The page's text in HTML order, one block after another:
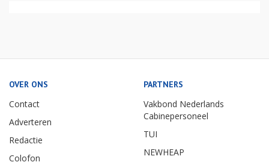
OVER ONS
Contact
Adverteren
Redactie
Colofon
PARTNERS
Vakbond Nederlands
Cabinepersoneel
TUI
NEWHEAP